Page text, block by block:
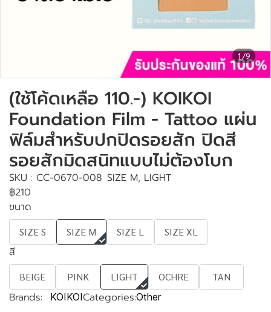
1/9
(ใช้โค้ดเหลือ 110.-) KOIKOI
Foundation Film - Tattoo แผ่น
ฟิล์มสำหรับปกปิดรอยสัก ปิดสี
รอยสักมิดสนิทแบบไม่ต้องโบก
SKU : CC-0670-008 SIZE M, LIGHT
฿210
ขนาด
SIZE S SIZE M SIZE L SIZE XL
สี
BEIGE PINK LIGHT OCHRE TAN
Brands: KOIKOICategories:Other